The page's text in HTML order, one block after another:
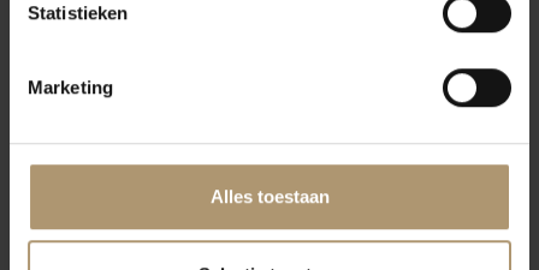
Statistieken
Marketing
Alles toestaan